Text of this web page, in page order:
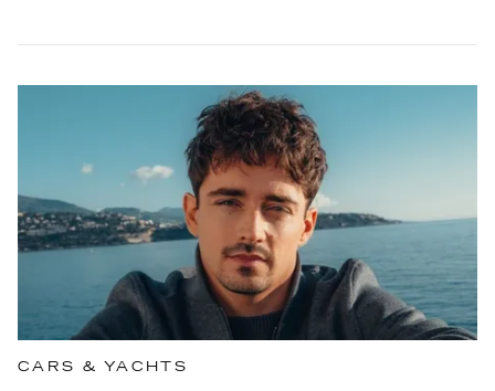
CARS & YACHTS